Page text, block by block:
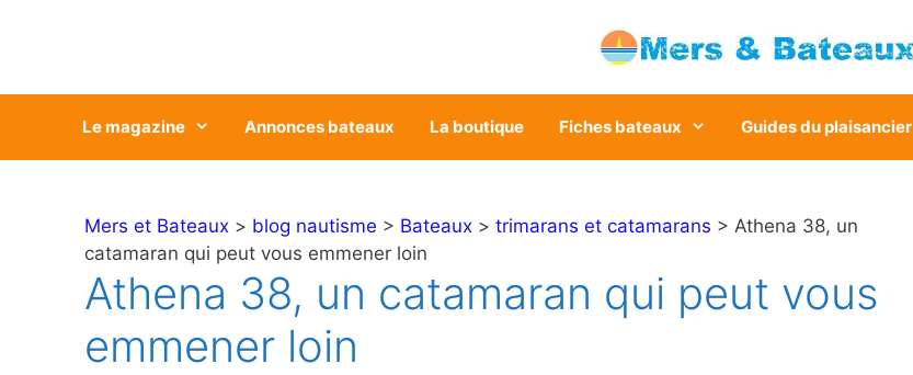
Le magazine Annonces bateaux La boutique Fiches bateaux Guides du plaisancier
Mers et Bateaux > blog nautisme > Bateaux > trimarans et catamarans > Athena 38, un
catamaran qui peut vous emmener loin
Athena 38, un catamaran qui peut vous
emmener loin